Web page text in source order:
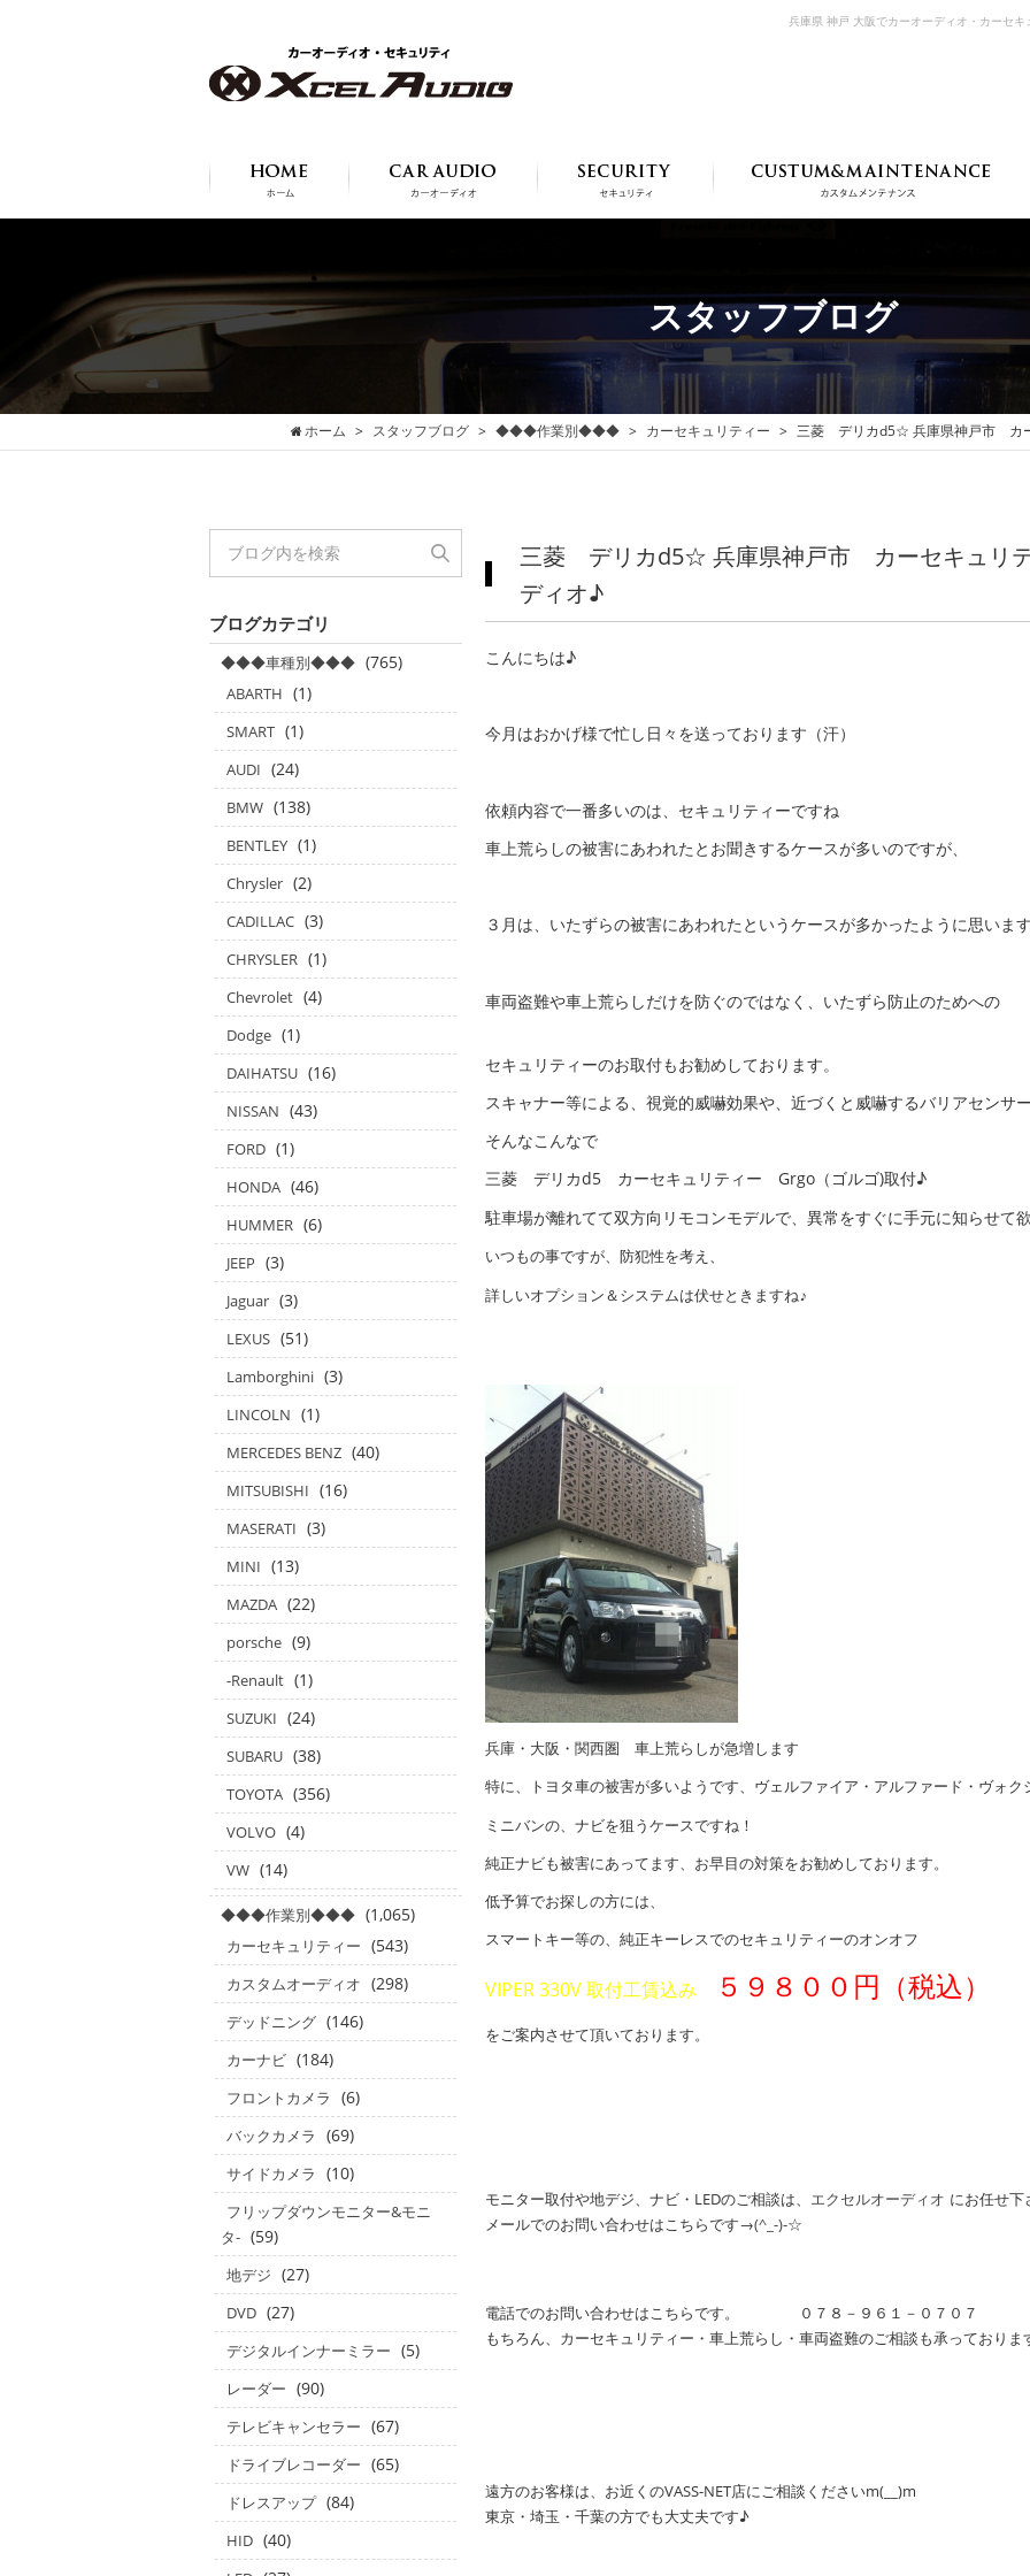
兵庫県 神戸 大阪でカーオーディオ・カーセ
スタッフブログ
ホーム スタッフブログ ◆◆◆作業別◆◆◆ カーセキュリティー 三菱 デリカd5☆ 兵庫県神戸市 カ
三菱 デリカd5☆ 兵庫県神戸市 カーセキュリテ
ディオ♪
こんにちは♪
今月はおかげ様で忙し日々を送っております（汗）
依頼内容で一番多いのは、セキュリティーですね
車上荒らしの被害にあわれたとお聞きするケースが多いのですが、
３月は、いたずらの被害にあわれたというケースが多かったように思います
車両盗難や車上荒らしだけを防ぐのではなく、いたずら防止のためへの
セキュリティーのお取付もお勧めしております。
スキャナー等による、視覚的威嚇効果や、近づくと威嚇するバリアセンサ
そんなこんなで
三菱 デリカd5 カーセキュリティー Grgo（ゴルゴ)取付♪
駐車場が離れてて双方向リモコンモデルで、異常をすぐに手元に知らせて
いつもの事ですが、 防犯性を考え、
詳しいオプション＆システムは伏せときますね♪
兵庫・大阪・関西圏 車上荒らしが急増します
特に、トヨタ車の被害が多いようです、ヴェルファイア・アルファード・ヴォク
ミニバンの、ナビを狙うケースですね！
純正ナビも被害にあってます、お早目の対策をお勧めしております。
低予算でお探しの方には、
スマートキー等の、純正キーレスでのセキュリティーのオンオフ
VIPER 330V 取付工賃込み ５９８００円（税込）
をご案内させて頂いております。
モニター取付や地デジ、ナビ・LEDのご相談は、 エクセルオーディオ にお任せ下
メールでのお問い合わせはこちらです→(^_-)-☆
電話でのお問い合わせはこちらです。 ０７８－９６１－０７０７
もちろん、カーセキュリティー・車上荒らし・車両盗難のご相談も承っておりま
遠方のお客様は、お近くのVASS-NET店にご相談くださいm(__)m
東京・埼玉・千葉の方でも大丈夫です♪
ブログカテゴリ
◆◆◆車種別◆◆◆ (765)
ABARTH (1)
SMART (1)
AUDI (24)
BMW (138)
BENTLEY (1)
Chrysler (2)
CADILLAC (3)
CHRYSLER (1)
Chevrolet (4)
Dodge (1)
DAIHATSU (16)
NISSAN (43)
FORD (1)
HONDA (46)
HUMMER (6)
JEEP (3)
Jaguar (3)
LEXUS (51)
Lamborghini (3)
LINCOLN (1)
MERCEDES BENZ (40)
MITSUBISHI (16)
MASERATI (3)
MINI (13)
MAZDA (22)
porsche (9)
-Renault (1)
SUZUKI (24)
SUBARU (38)
TOYOTA (356)
VOLVO (4)
VW (14)
◆◆◆作業別◆◆◆ (1,065)
カーセキュリティー (543)
カスタムオーディオ (298)
デッドニング (146)
カーナビ (184)
フロントカメラ (6)
バックカメラ (69)
サイドカメラ (10)
フリップダウンモニター&モニ
タ‐ (59)
地デジ (27)
DVD (27)
デジタルインナーミラー (5)
レーダー (90)
テレビキャンセラー (67)
ドライブレコーダー (65)
ドレスアップ (84)
HID (40)